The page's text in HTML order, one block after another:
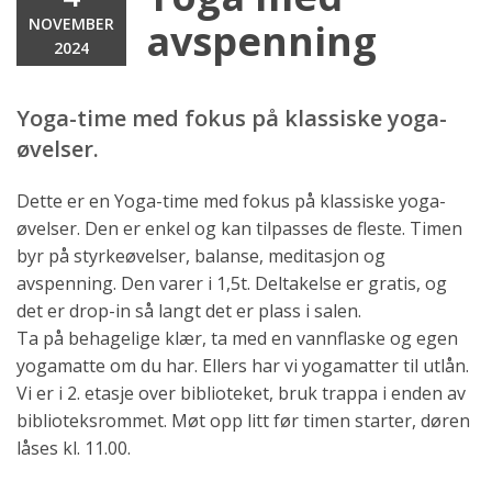
NOVEMBER
2024
avspenning
Yoga-time med fokus på klassiske yoga-
øvelser.
Dette er en Yoga-time med fokus på klassiske yoga-
øvelser. Den er enkel og kan tilpasses de fleste. Timen
byr på styrkeøvelser, balanse, meditasjon og
avspenning. Den varer i 1,5t. Deltakelse er gratis, og
det er drop-in så langt det er plass i salen.
Ta på behagelige klær, ta med en vannflaske og egen
yogamatte om du har. Ellers har vi yogamatter til utlån.
Vi er i 2. etasje over biblioteket, bruk trappa i enden av
biblioteksrommet. Møt opp litt før timen starter, døren
låses kl. 11.00.